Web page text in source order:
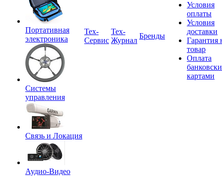
Портативная
электроника
Системы
управления
Связь и Локация
Аудио-Видео
Tex-
Сервис
Тех-
Журнал
Бренды
Условия
оплаты
Условия
доставки
Гарантия
товар
Оплата
картами